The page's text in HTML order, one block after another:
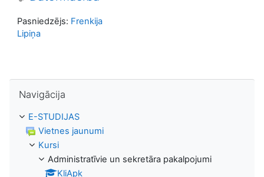
Pasniedzējs: Frenkija
Lipiņa
Navigācija
E-STUDIJAS
Vietnes jaunumi
Kursi
Administratīvie un sekretāra pakalpojumi
KliApk